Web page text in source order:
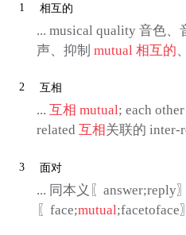
1 相互的
... musical quality 音色
声、抑制 mutual 相互的
2 互相
... 互相 mutual; each
related 互相 关联的 inter-
3 面对
... 同本义〖answer;reply
〖face;mutual;facetoface